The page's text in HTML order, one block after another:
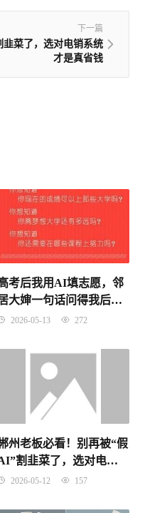
下一篇
菜了，选对电销系统
才是真省钱
考后我用AI填志愿，邻
大婶一句话问得我后背
凉
2026-05-13 272
州老板必看！别再被“假
割韭菜了，选对电销
统才是真省钱
2026-05-12 157